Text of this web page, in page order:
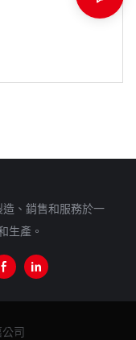
、銷售和服務於一
生產。
司